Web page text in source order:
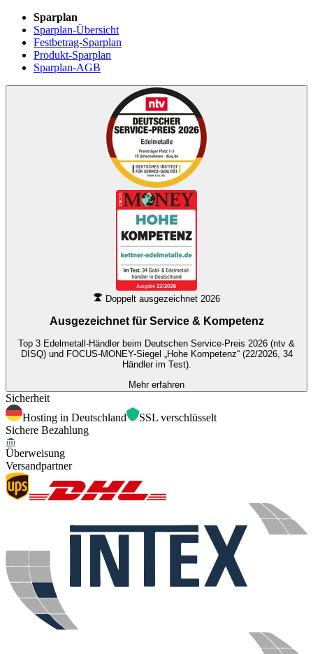
Sparplan
Sparplan-Übersicht
Festbetrag-Sparplan
Produkt-Sparplan
Sparplan-AGB
Doppelt ausgezeichnet 2026
Ausgezeichnet für Service & Kompetenz
Top 3 Edelmetall-Händler beim Deutschen Service-Preis 2026 (ntv &
DISQ) und FOCUS-MONEY-Siegel „Hohe Kompetenz“ (22/2026, 34
Händler im Test).
Mehr erfahren
Sicherheit
Hosting in Deutschland
SSL verschlüsselt
Sichere Bezahlung
Überweisung
Versandpartner